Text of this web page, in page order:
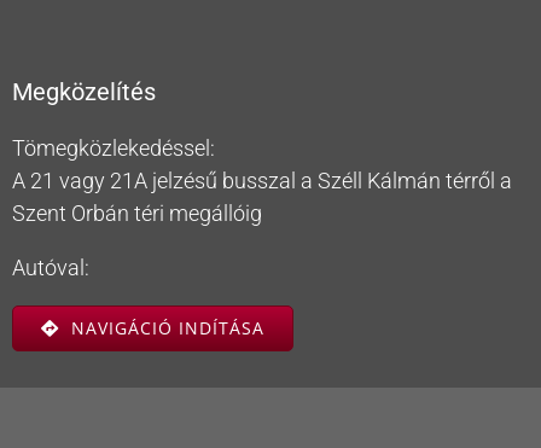
Megközelítés
Tömegközlekedéssel:
A 21 vagy 21A jelzésű busszal a Széll Kálmán térről a
Szent Orbán téri megállóig
Autóval:
NAVIGÁCIÓ INDÍTÁSA